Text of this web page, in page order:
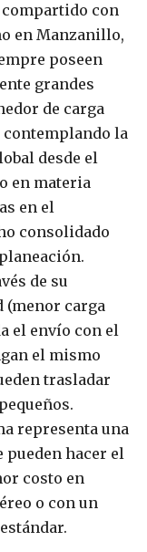
con
en Manzanillo,
poseen
grandes
de carga
contemplando la
desde el
en materia
en el
consolidado
de su
(menor carga
el envío con el
el mismo
trasladar
representa una
pueden hacer el
costo en
o con un